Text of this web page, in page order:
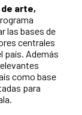
arte,
las bases de
centrales
país. Además
como base
para